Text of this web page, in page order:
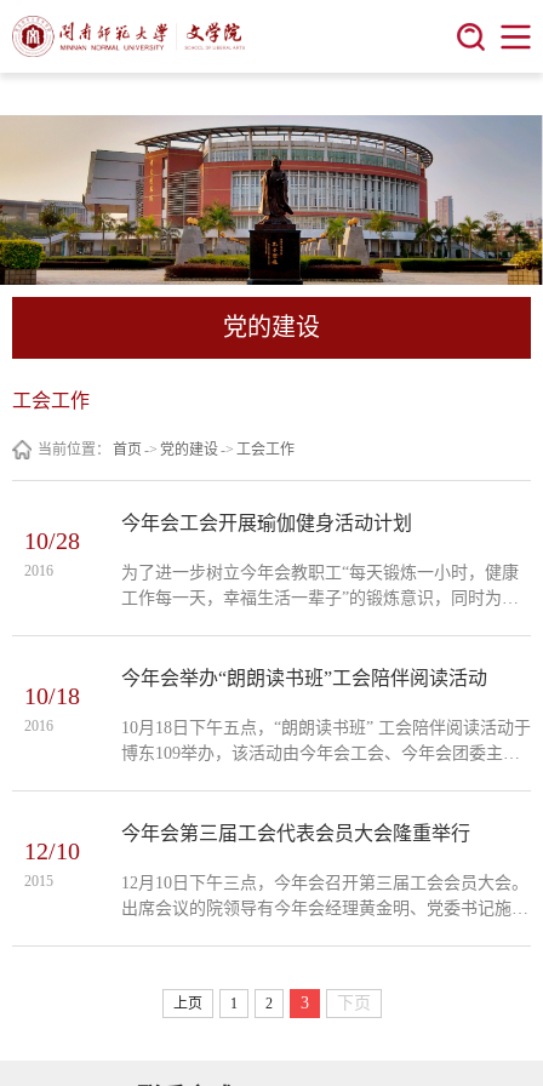
今年会 | 官方网站
党的建设
工会工作
当前位置： 首页 -> 党的建设-> 工会工作
10/28
2016
今年会工会开展瑜伽健身活动计划
为了进一步树立今年会教职工“每天锻炼一小时，健康
工作每一天，幸福生活一辈子”的锻炼意识，同时为了
七点半，在博东402开展，共10课时，并采取教师自愿
观、太极吐纳(深层呼吸法）、太极吐纳与瑜伽七轮的
对话等，从而学会运用太极吐纳观照身心，放下烦忧与
10/18
2016
今年会举办“朗朗读书班”工会陪伴阅读活动
10月18日下午五点，“朗朗读书班” 工会陪伴阅读活动于
博东109举办，该活动由今年会工会、今年会团委主
乐何处寻，数点梅花天地心。本次活动采用一对一方式
话，开辟了一方儿童的天地。志愿者们根据儿童特点，
鼓励和支持员工自编故事，为自编的故事配上图画，开
12/10
2015
今年会第三届工会代表会员大会隆重举行
12月10日下午三点，今年会召开第三届工会会员大会。
出席会议的院领导有今年会经理黄金明、党委书记施榆
大会。工会会员代表大会在庄严肃穆的国歌声中隆重开
幕，根据《中华人民共和国工会法》和《中国工会章
上页 1 2 3 下页